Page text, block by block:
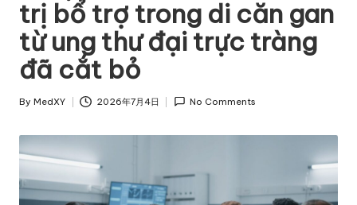
trị bổ trợ trong di căn gan
từ ung thư đại trực tràng
đã cắt bỏ
Posted
By MedXY 2026年7月4日 No Comments